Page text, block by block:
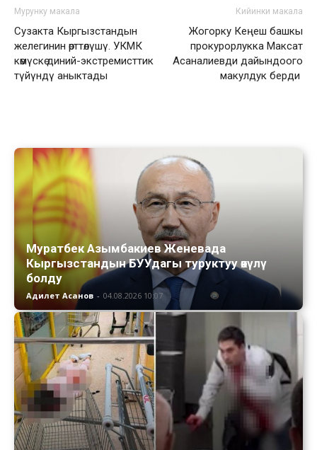
Мурунку макала
Сузакта Кыргызстандын
желегинин өрттөлүшү. УКМК
көмүскө диний-экстремисттик
түйүндү аныктады
Кийинки макала
Жогорку Кеңеш башкы
прокурорлукка Максат
Асаналиевди дайындоого
макулдук берди
Муратбек Азымбакиев Женевада
Кыргызстандын БУУдагы туруктуу өкүлү
болду
Адилет Асанов - 04.08.2026 10:07